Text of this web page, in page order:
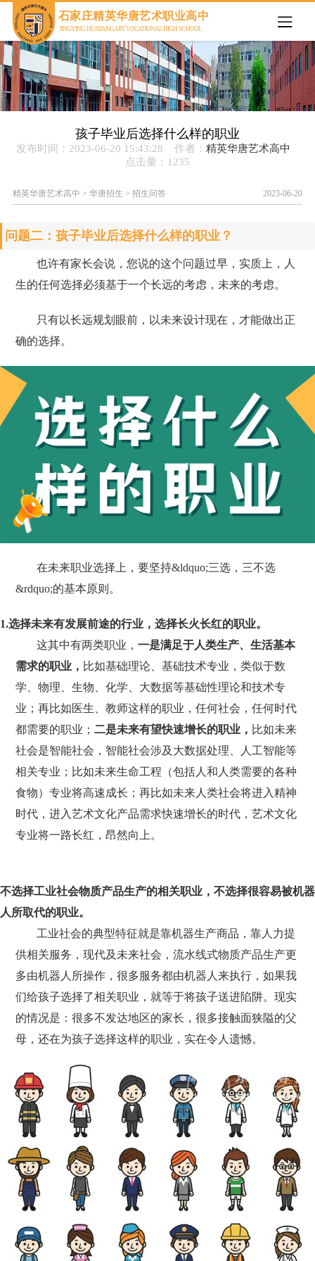
欢迎来到石家庄精英华唐艺术职业高中官网
石家庄精英华唐艺术职业高中
JINGYING HUATANG ART VOCATIONAL HIGH SCHOOL
孩子毕业后选择什么样的职业
发布时间：2023-06-20 15:43:28 作者： 精英华唐艺术高中
点击量： 1235
2023-06-20
精英华唐艺术高中 > 华唐招生 > 招生问答
问题二：孩子毕业后选择什么样的职业？
也许有家长会说，您说的这个问题过早，实质上，人
生的任何选择必须基于一个长远的考虑，未来的考虑。
只有以长远规划眼前，以未来设计现在，才能做出正
确的选择。
在未来职业选择上，要坚持&ldquo;三选，三不选
&rdquo;的基本原则。
1.选择未来有发展前途的行业，选择长火长红的职业。
这其中有两类职业，一是满足于人类生产、生活基本
需求的职业， 比如基础理论、基础技术专业，类似于数
学、物理、生物、化学、大数据等基础性理论和技术专
业；再比如医生、教师这样的职业，任何社会，任何时代
都需要的职业；二是未来有望快速增长的职业， 比如未来
社会是智能社会，智能社会涉及大数据处理、人工智能等
相关专业；比如未来生命工程（包括人和人类需要的各种
食物）专业将高速成长；再比如未来人类社会将进入精神
时代，进入艺术文化产品需求快速增长的时代，艺术文化
专业将一路长红，昂然向上。
不选择工业社会物质产品生产的相关职业，不选择很容易被机器
人所取代的职业。
工业社会的典型特征就是靠机器生产商品，靠人力提
供相关服务，现代及未来社会，流水线式物质产品生产更
多由机器人所操作，很多服务都由机器人来执行，如果我
们给孩子选择了相关职业，就等于将孩子送进陷阱。现实
的情况是：很多不发达地区的家长，很多接触面狭隘的父
母，还在为孩子选择这样的职业，实在令人遗憾。